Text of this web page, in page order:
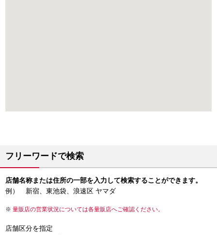
フリーワードで検索
店舗名称または住所の一部を入力して検索することができます。
例） 新宿、東池袋、浪速区 ヤマダ
量販店の営業状況については各量販店へご確認ください。
店舗区分を指定